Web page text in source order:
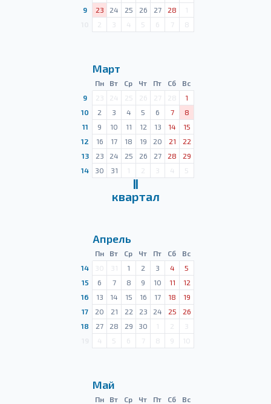
9
23 24 25 26 27 28
1
2 3 4 5 6 7 8
Март
Пн Вт Ср Чт Пт Сб
Вс
9
23 24 25 26 27 28
1
10
2 3 4 5 6 7
8
11
9 10 11 12 13 14
15
12
16 17 18 19 20 21
22
13
23 24 25 26 27 28
29
14
30 31 1 2 3 4 5
Ⅱ
квартал
Апрель
Пн Вт Ср Чт Пт Сб
Вс
14
30 31 1 2 3 4
5
15
6 7 8 9 10 11
12
16
13 14 15 16 17 18
19
17
20 21 22 23 24 25
26
18
27 28 29 30 1 2
3
4 5 6 7 8 9 10
Май
Пн Вт Ср Чт Пт Сб
Вс